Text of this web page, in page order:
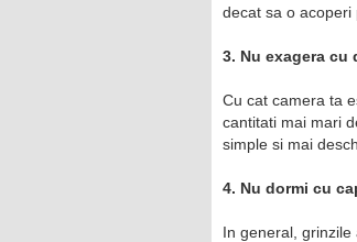
decat sa o acoperi
3. Nu exagera cu
Cu cat camera ta
cantitati mai mari
simple si mai
4. Nu dormi cu
In general, grinzile